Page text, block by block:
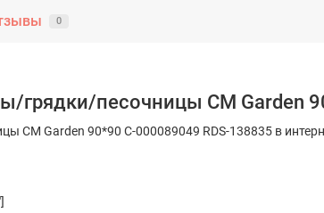
0
грядки/песочницы CM Garden
CM Garden 90*90 С-000089049 RDS-138835 в